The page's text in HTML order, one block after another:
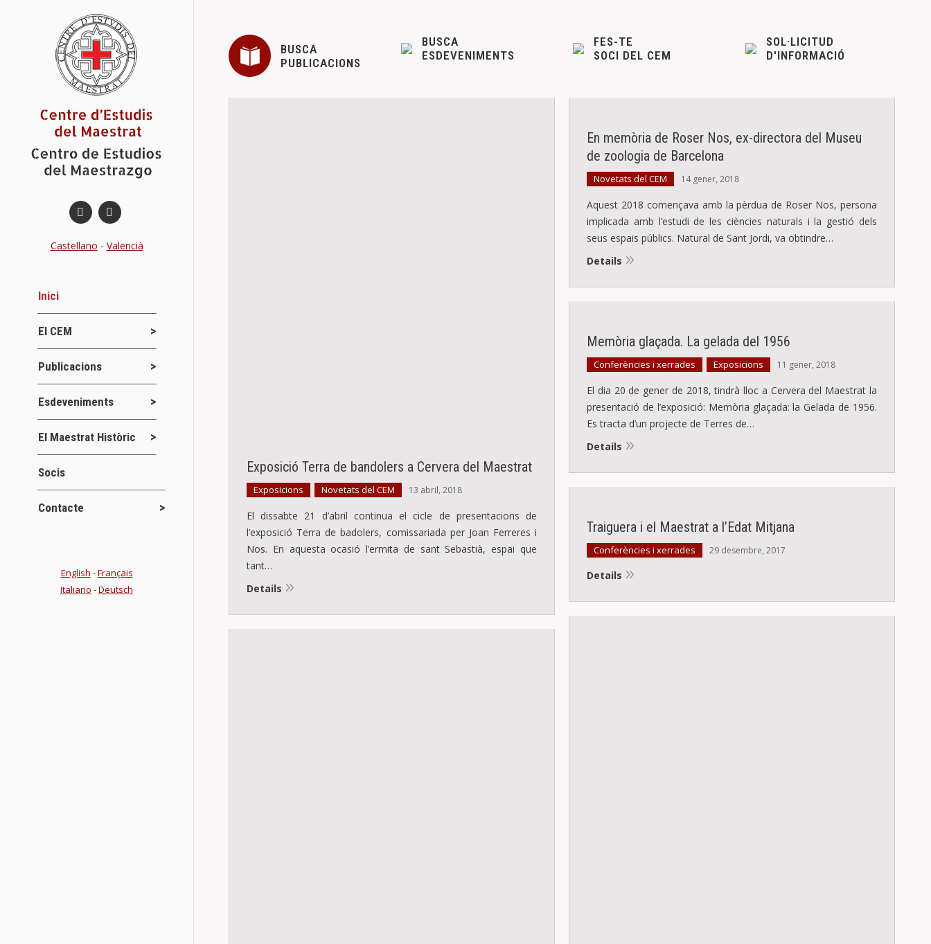
Castellano - Valencià
Inici
El CEM
Publicacions
Esdeveniments
El Maestrat Històric
Socis
Contacte
English -Français
Italiano -Deutsch
BUSCA
PUBLICACIONS
BUSCA
ESDEVENIMENTS
FES-TE
SOCI DEL CEM
SOL·LICITUD
D'INFORMACIÓ
Exposició Terra de bandolers a Cervera del Maestrat
Exposicions Novetats del CEM 13 abril, 2018
El dissabte 21 d’abril continua el cicle de presentacions de
l’exposició Terra de badolers, comissariada per Joan Ferreres i
Nos. En aquesta ocasió l’ermita de sant Sebastià, espai que
tant…
Details
En memòria de Roser Nos, ex-directora del Museu
de zoologia de Barcelona
Novetats del CEM 14 gener, 2018
Aquest 2018 començava amb la pèrdua de Roser Nos, persona
implicada amb l’estudi de les ciències naturals i la gestió dels
seus espais públics. Natural de Sant Jordi, va obtindre…
Details
Memòria glaçada. La gelada del 1956
Conferències i xerrades Exposicions 11 gener, 2018
El dia 20 de gener de 2018, tindrà lloc a Cervera del Maestrat la
presentació de l’exposició: Memòria glaçada: la Gelada de 1956.
Es tracta d’un projecte de Terres de…
Details
Traiguera i el Maestrat a l’Edat Mitjana
Conferències i xerrades 29 desembre, 2017
Details